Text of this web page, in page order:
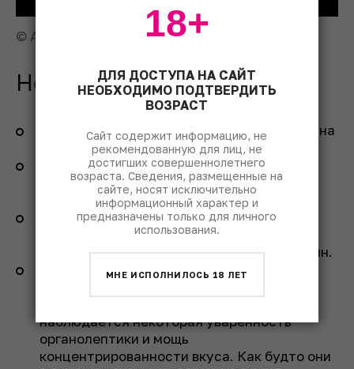
© Андрей Ковалев
Некоторые выводы
Выбор бордо в диапазоне 1000-5000 руб. на
полках весьма широкий.
Интересно, что в этой нише можно найти
вина 5-10-летнего возраста, зрелые
и развитые.
Уровень многих вин довольно высок, и это
типичные бордо. Их стилистика – от
олдскула до современных молодежных вин.
У вин Кот-де-Бордо (а «котов» всего пять
наблюдается некоторая уваренность
органолептики и мощь
концентрированности вкуса. Как будто они
ДЛЯ ДОСТУПА НА САЙТ
НЕОБХОДИМО ПОДТВЕРДИТЬ
ВОЗРАСТ
Сайт содержит информацию, не
рекомендованную для лиц, не
достигших совершеннолетнего
возраста. Сведения, размещенные на
сайте, носят исключительно
информационный характер и
предназначены только для личного
использования.
МНЕ ИСПОЛНИЛОСЬ 18 ЛЕТ
18+